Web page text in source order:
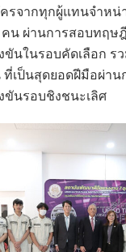
รจากทุกผู้แทนจำหน่
คน ผ่านการสอบทฤษ
ขันในรอบคัดเลือก ร
ที่เป็นสุดยอดฝีมือผ่า
ขันรอบชิงชนะเลิศ